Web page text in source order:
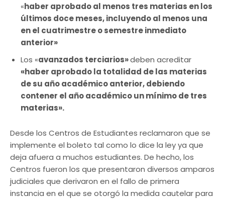
«haber aprobado al menos tres materias en los
últimos doce meses, incluyendo al menos una
en el cuatrimestre o semestre inmediato
anterior»
Los «avanzados terciarios»deben acreditar
«haber aprobado la totalidad de las materias
de su año académico anterior, debiendo
contener el año académico un mínimo de tres
materias».
Desde los Centros de Estudiantes reclamaron que se
implemente el boleto tal como lo dice la ley ya que
deja afuera a muchos estudiantes. De hecho, los
Centros fueron los que presentaron diversos amparos
judiciales que derivaron en el fallo de primera
instancia en el que se otorgó la medida cautelar para